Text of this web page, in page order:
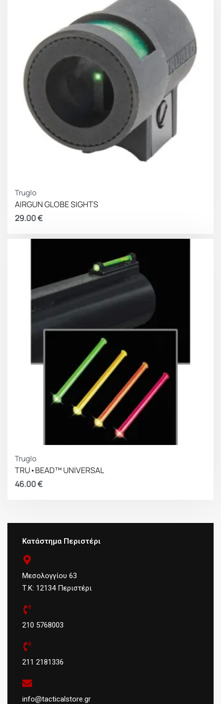
Truglo
AIRGUN GLOBE SIGHTS
29.00€
Truglo
TRU•BEAD™ UNIVERSAL
46.00€
Κατάστημα Περιστέρι
Μεσολογγίου 63
Τ.Κ: 12134 Περιστέρι
210 5768003
211 2181336
info@tacticalstore.gr